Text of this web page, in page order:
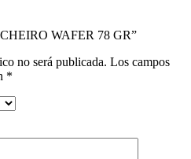
WAFER 78 GR”
no será publicada. Los campos
*